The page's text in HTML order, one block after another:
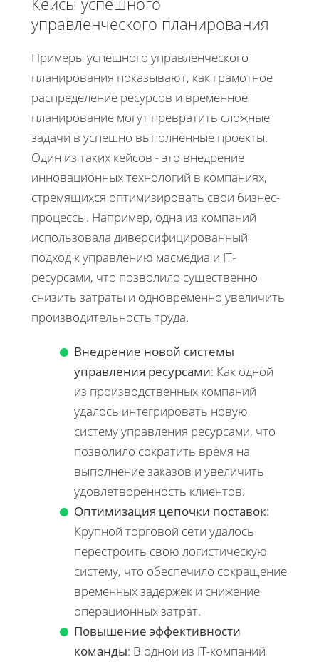
управленческого планирования
Примеры успешного управленческого
планирования показывают, как грамотное
распределение ресурсов и временное
планирование могут превратить сложные
задачи в успешно выполненные проекты.
Один из таких кейсов - это внедрение
инновационных технологий в компаниях,
стремящихся оптимизировать свои бизнес-
процессы. Например, одна из компаний
использовала диверсифицированный
подход к управлению масмедиа и IT-
ресурсами, что позволило существенно
снизить затраты и одновременно увеличить
производительность труда.
Внедрение новой системы
управления ресурсами: Как одной
из производственных компаний
удалось интегрировать новую
систему управления ресурсами, что
позволило сократить время на
выполнение заказов и увеличить
удовлетворенность клиентов.
Оптимизация цепочки поставок:
Крупной торговой сети удалось
перестроить свою логистическую
систему, что обеспечило сокращение
временных задержек и снижение
операционных затрат.
Повышение эффективности
команды: В одной из IT-компаний